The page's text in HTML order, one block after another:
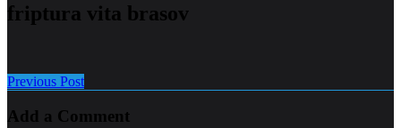
friptura vita brasov
Previous Post
Add a Comment